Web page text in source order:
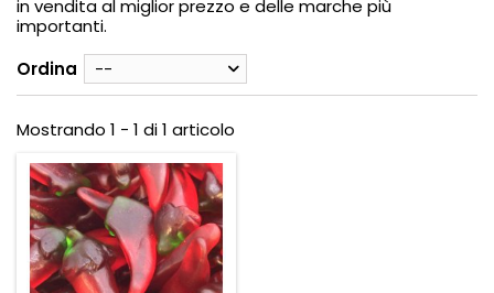
in vendita al miglior prezzo e delle marche più
importanti.
Ordina
--
Mostrando 1 - 1 di 1 articolo